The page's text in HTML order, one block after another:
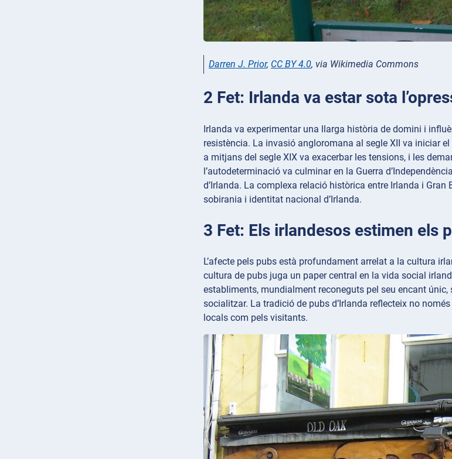
Darren J. Prior, CC BY 4.0, via Wikimedia Commons
2 Fet: Irlanda va estar sota
Irlanda va experimentar una llarga història de domini i
resistència. La invasió angloromana al segle XII va iniciar
a mitjans del segle XIX va exacerbar les tensions, i les
l’autodeterminació va culminar en la Guerra
d’Irlanda. La complexa relació històrica entre Irlanda i
sobirania i identitat nacional d’Irlanda.
3 Fet: Els irlandesos estimen els
L’afecte pels pubs està profundament arrelat a la cultura
cultura de pubs juga un paper central en la vida social
establiments, mundialment reconeguts pel seu encant
socialitzar. La tradició de pubs d’Irlanda reflecteix no
locals com pels visitants.